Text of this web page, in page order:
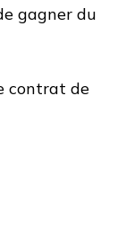
gagner du
contrat de